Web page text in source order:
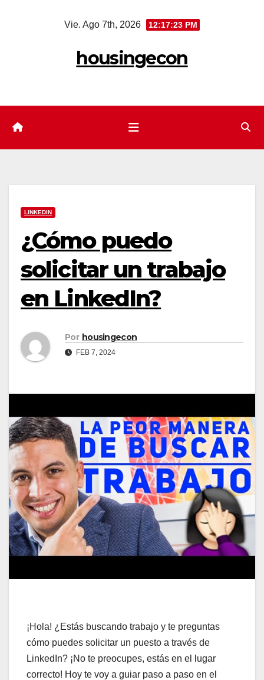
Vie. Ago 7th, 2026 12:17:24 PM
housingecon
LINKEDIN
¿Cómo puedo
solicitar un trabajo
en LinkedIn?
Por housingecon
FEB 7, 2024
¡Hola! ¿Estás buscando trabajo y te preguntas
cómo puedes solicitar un puesto a través de
LinkedIn? ¡No te preocupes, estás en el lugar
correcto! Hoy te voy a guiar paso a paso en el